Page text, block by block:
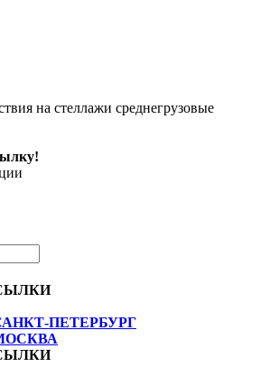
на стеллажи среднегрузовые
ПЕТЕРБУРГ